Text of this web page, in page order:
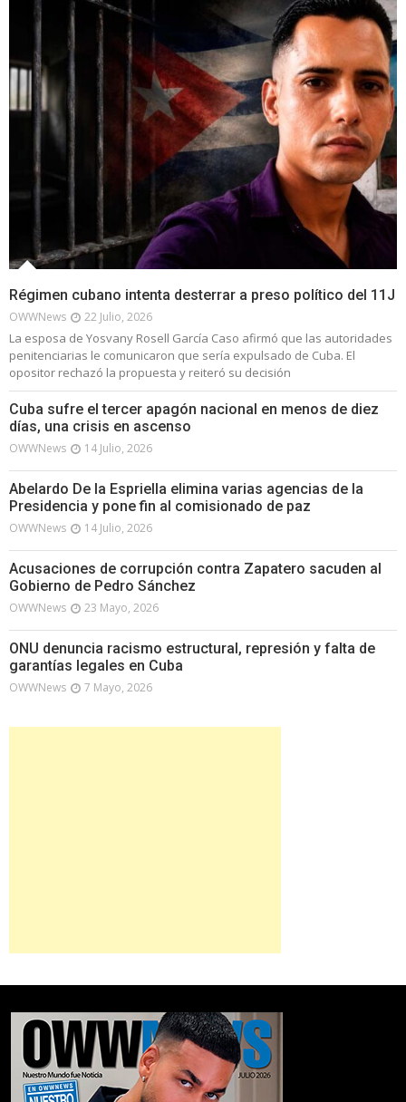
Régimen cubano intenta desterrar a preso político del 11J
OWWNews 22 Julio, 2026
La esposa de Yosvany Rosell García Caso afirmó que las autoridades
penitenciarias le comunicaron que sería expulsado de Cuba. El
opositor rechazó la propuesta y reiteró su decisión
Cuba sufre el tercer apagón nacional en menos de diez
días, una crisis en ascenso
OWWNews 14 Julio, 2026
Abelardo De la Espriella elimina varias agencias de la
Presidencia y pone fin al comisionado de paz
OWWNews 14 Julio, 2026
Acusaciones de corrupción contra Zapatero sacuden al
Gobierno de Pedro Sánchez
OWWNews 23 Mayo, 2026
ONU denuncia racismo estructural, represión y falta de
garantías legales en Cuba
OWWNews 7 Mayo, 2026